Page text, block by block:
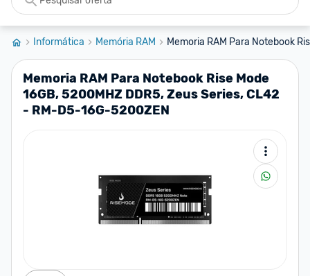
Informática Memória RAM Memoria RAM Para Notebook
Memoria RAM Para Notebook Rise Mode
16GB, 5200MHZ DDR5, Zeus Series, CL42
- RM-D5-16G-5200ZEN